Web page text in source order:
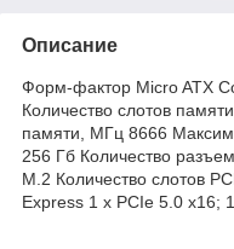
Описание
Форм-фактор Micro ATX
Количество слотов
памяти, МГц 8666
256 Гб Количество
M.2 Количество слотов
Express 1 x PCIe 5.0 x16;